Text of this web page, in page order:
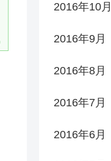
2016年10月
2016年9月
2016年8月
2016年7月
2016年6月